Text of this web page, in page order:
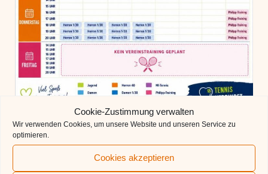
Cookie-Zustimmung verwalten
Wir verwenden Cookies, um unsere Website und unseren Service zu
optimieren.
Cookies akzeptieren